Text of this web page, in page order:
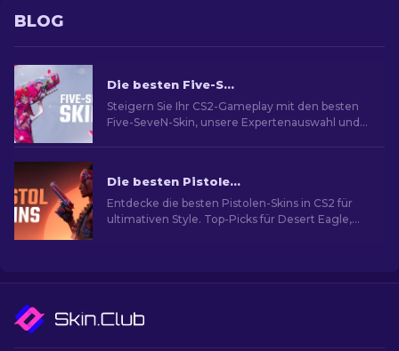
BLOG
Die besten Five-SeveN Skins in CS2 [2026]
Steigern Sie Ihr CS2-Gameplay mit den besten
Five-SeveN-Skin, unsere Expertenauswahl und
Die besten Pistolen-Skins in CS2 [2026]
Entdecke die besten Pistolen-Skins in CS2 für
ultimativen Style. Top-Picks für Desert Eagle,